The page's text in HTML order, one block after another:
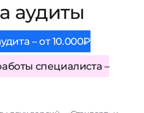
аудиты
– от 10.000₽
специалиста –